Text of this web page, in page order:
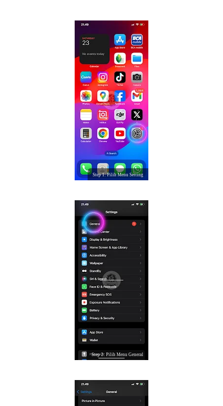
Step 1: Pilih Menu Setting
Step 2: Pilih Menu General